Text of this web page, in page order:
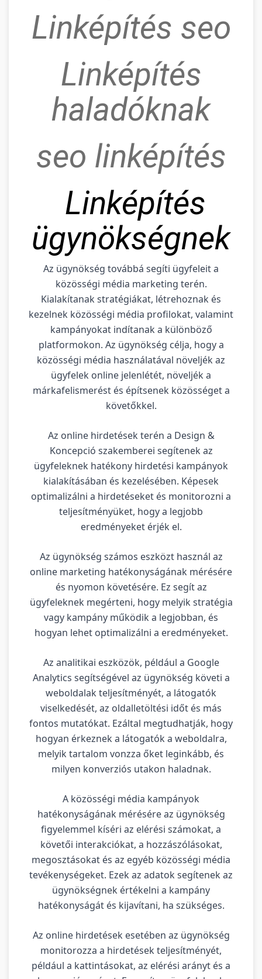
Linképítés seo
Linképítés
haladóknak
seo linképítés
Linképítés
ügynökségnek
Az ügynökség továbbá segíti ügyfeleit a
közösségi média marketing terén.
Kialakítanak stratégiákat, létrehoznak és
kezelnek közösségi média profilokat, valamint
kampányokat indítanak a különböző
platformokon. Az ügynökség célja, hogy a
közösségi média használatával növeljék az
ügyfelek online jelenlétét, növeljék a
márkafelismerést és építsenek közösséget a
követőkkel.
Az online hirdetések terén a Design &
Koncepció szakemberei segítenek az
ügyfeleknek hatékony hirdetési kampányok
kialakításában és kezelésében. Képesek
optimalizálni a hirdetéseket és monitorozni a
teljesítményüket, hogy a legjobb
eredményeket érjék el.
Az ügynökség számos eszközt használ az
online marketing hatékonyságának mérésére
és nyomon követésére. Ez segít az
ügyfeleknek megérteni, hogy melyik stratégia
vagy kampány működik a legjobban, és
hogyan lehet optimalizálni a eredményeket.
Az analitikai eszközök, például a Google
Analytics segítségével az ügynökség követi a
weboldalak teljesítményét, a látogatók
viselkedését, az oldalletöltési időt és más
fontos mutatókat. Ezáltal megtudhatják, hogy
hogyan érkeznek a látogatók a weboldalra,
melyik tartalom vonzza őket leginkább, és
milyen konverziós utakon haladnak.
A közösségi média kampányok
hatékonyságának mérésére az ügynökség
figyelemmel kíséri az elérési számokat, a
követői interakciókat, a hozzászólásokat,
megosztásokat és az egyéb közösségi média
tevékenységeket. Ezek az adatok segítenek az
ügynökségnek értékelni a kampány
hatékonyságát és kijavítani, ha szükséges.
Az online hirdetések esetében az ügynökség
monitorozza a hirdetések teljesítményét,
például a kattintásokat, az elérési arányt és a